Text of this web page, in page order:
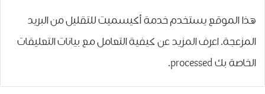
هذا الموقع يستخدم خدمة أكيسميت للتقليل من البريد
المزعجة.اعرف المزيد عن كيفية التعامل مع بيانات التعليقات
الخاصة بك processed
.